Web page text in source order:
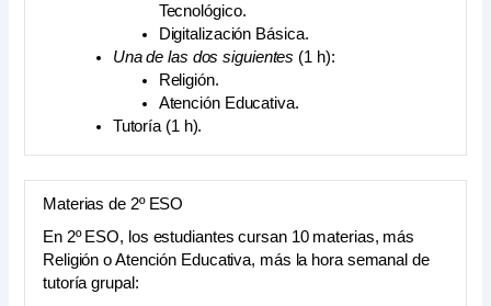
Tecnológico.
Digitalización Básica.
Una de las dos siguientes (1 h):
Religión.
Atención Educativa.
Tutoría (1 h).
Materias de 2º ESO
En 2º ESO, los estudiantes cursan 10 materias, más
Religión o Atención Educativa, más la hora semanal de
tutoría grupal: